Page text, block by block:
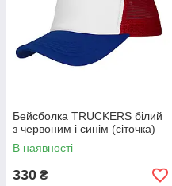
Бейсболка TRUCKERS білий
з червоним і синім (сіточка)
В наявності
330 ₴